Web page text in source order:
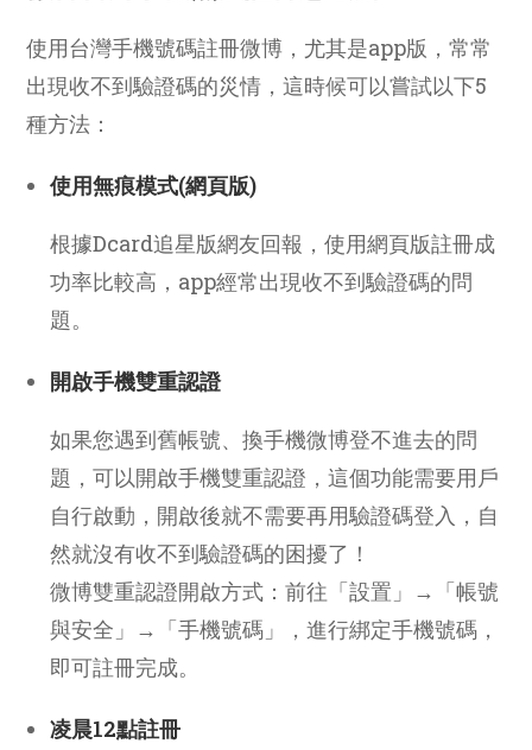
使用台灣手機號碼註冊微博，尤其是app版，常常
出現收不到驗證碼的災情，這時候可以嘗試以下5
種方法：
使用無痕模式(網頁版)
根據Dcard追星版網友回報，使用網頁版註冊成
功率比較高，app經常出現收不到驗證碼的問
題。
開啟手機雙重認證
如果您遇到舊帳號、換手機微博登不進去的問
題，可以開啟手機雙重認證，這個功能需要用戶
自行啟動，開啟後就不需要再用驗證碼登入，自
然就沒有收不到驗證碼的困擾了！
微博雙重認證開啟方式：前往「設置」→「帳號
與安全」→「手機號碼」，進行綁定手機號碼，
即可註冊完成。
凌晨12點註冊